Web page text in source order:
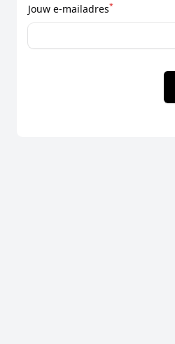
Jouw e-mailadres*